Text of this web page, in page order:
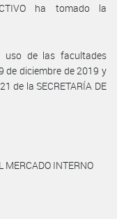
ha tomado la
uso de las facultades
de diciembre de 2019 y
de la SECRETARÍA DE
MERCADO INTERNO